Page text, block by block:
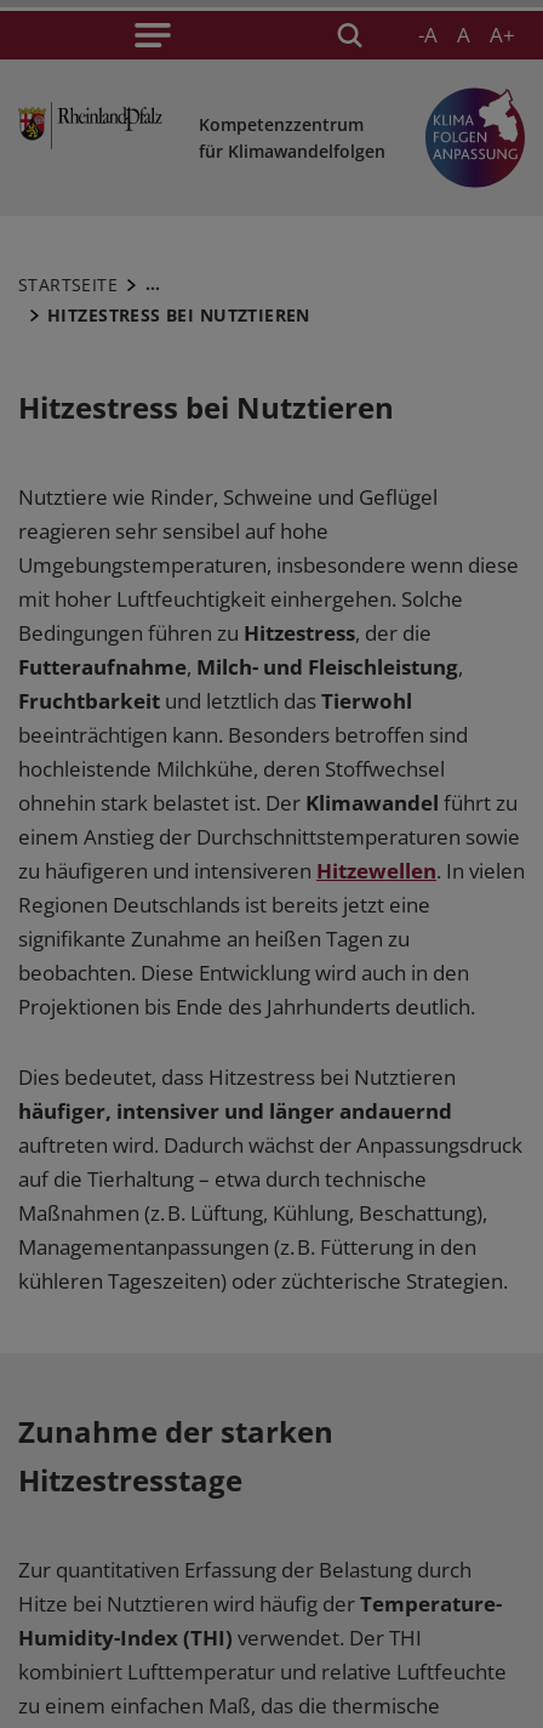
-A A A+
Kompetenzzentrum
für Klimawandelfolgen
STARTSEITE
...
HITZESTRESS BEI NUTZTIEREN
Hitzestress bei Nutztieren
Nutztiere wie Rinder, Schweine und Geflügel
reagieren sehr sensibel auf hohe
Umgebungstemperaturen, insbesondere wenn diese
mit hoher Luftfeuchtigkeit einhergehen. Solche
Bedingungen führen zu Hitzestress, der die
Futteraufnahme, Milch- und Fleischleistung,
Fruchtbarkeit und letztlich dasTierwohl
beeinträchtigen kann. Besonders betroffen sind
hochleistende Milchkühe, deren Stoffwechsel
ohnehin stark belastet ist. Der Klimawandel führt zu
einem Anstieg der Durchschnittstemperaturen sowie
zu häufigeren und intensiveren Hitzewellen. In vielen
Regionen Deutschlands ist bereits jetzt eine
signifikante Zunahme an heißen Tagen zu
beobachten. Diese Entwicklung wird auch in den
Projektionen bis Ende des Jahrhunderts deutlich.
Dies bedeutet, dass Hitzestress bei Nutztieren
häufiger, intensiver und länger andauernd
auftreten wird. Dadurch wächst der Anpassungsdruck
auf die Tierhaltung – etwa durch technische
Maßnahmen (z. B. Lüftung, Kühlung, Beschattung),
Managementanpassungen (z. B. Fütterung in den
kühleren Tageszeiten) oder züchterische Strategien.
Zunahme der starken
Hitzestresstage
Zur quantitativen Erfassung der Belastung durch
Hitze bei Nutztieren wird häufig derTemperature-
Humidity-Index (THI) verwendet. Der THI
kombiniert Lufttemperatur und relative Luftfeuchte
zu einem einfachen Maß, das die thermische